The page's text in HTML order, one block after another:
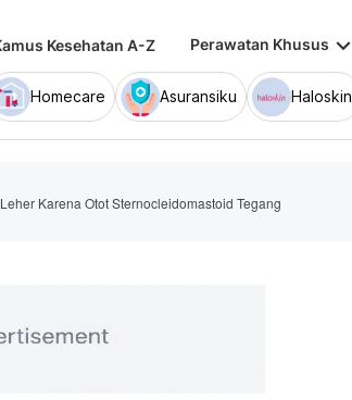
Kesehatan A-Z Perawatan Khusus keyboard_arrow_down
Homecare Asuransiku Haloskin
Karena Otot Sternocleidomastoid Tegang